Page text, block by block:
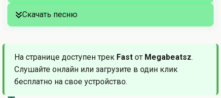
Скачать песню
На странице доступен трек Fast от Megabeatsz.
Слушайте онлайн или загрузите в один клик
бесплатно на свое устройство.